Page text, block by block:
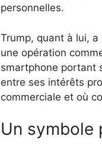
personnelles.
Trump, quant à lui,
une opération
smartphone portant
entre ses intérêts
commerciale et où
Un symbole